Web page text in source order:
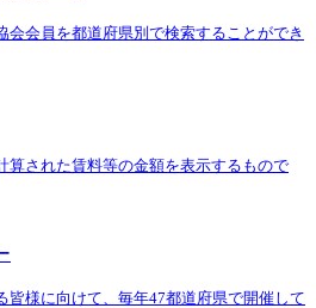
会会員を都道府県別で検索することができ
算された賃料等の金額を表示するもので
皆様に向けて、毎年47都道府県で開催して